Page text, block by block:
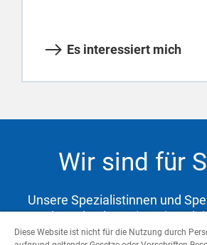
Es interessiert mich
Wir sind für
Unsere Spezialistinnen und
Ihnen hochwertige
Abdeckung Ihrer Bedürfnisse
Diese Website ist nicht für die Nutzung durch